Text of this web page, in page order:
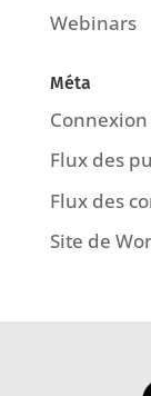
Webinars
Méta
Connexion
Flux des
Flux des
Site de